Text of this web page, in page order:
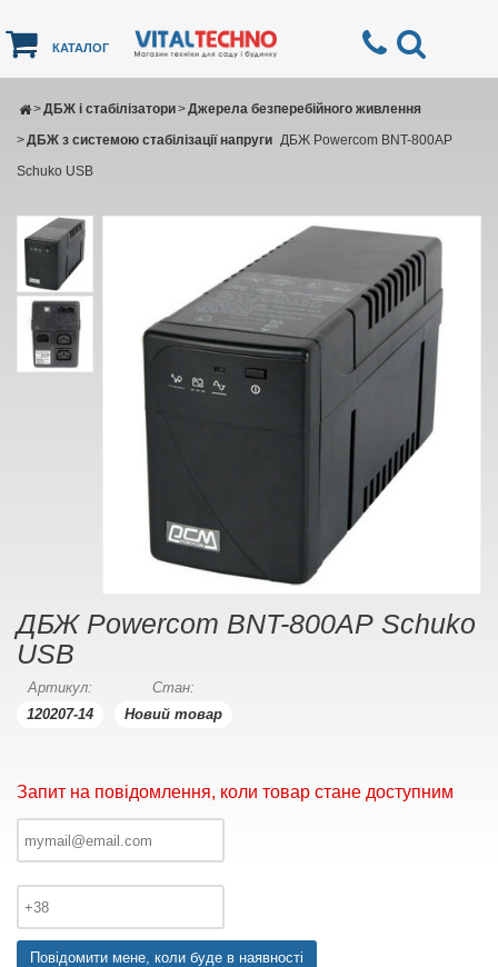
КАТАЛОГ
ДБЖ і стабілізатори
> Джерела безперебійного живлення
>
ДБЖ з системою стабілізації напруги
>
ДБЖ Powercom BNT-800AР
Schuko USB
ДБЖ Powercom BNT-800AР Schuko
USB
Артикул:
120207-14
Стан:
Новий товар
Запит на повідомлення, коли товар стане доступним
Повідомити мене, коли буде в наявності